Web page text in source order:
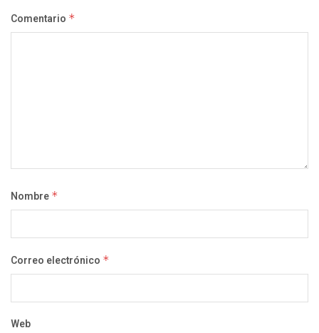
Comentario *
Nombre *
Correo electrónico *
Web